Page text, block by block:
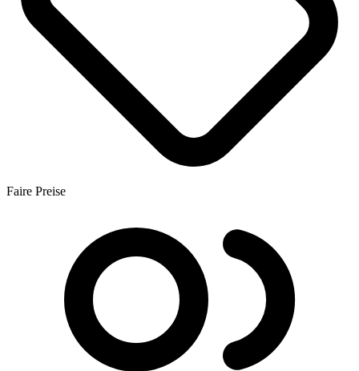
Faire Preise